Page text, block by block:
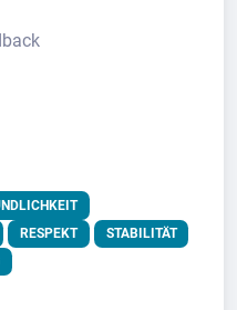
RESPEKT
STABILITÄT